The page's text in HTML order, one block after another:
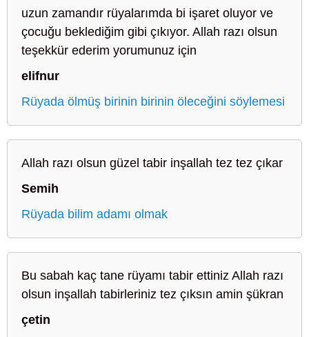
uzun zamandır rüyalarımda bi işaret oluyor ve
çocuğu beklediğim gibi çıkıyor. Allah razı olsun
teşekkür ederim yorumunuz için
elifnur
Rüyada ölmüş birinin birinin öleceğini söylemesi
Allah razı olsun güzel tabir inşallah tez tez çıkar
Semih
Rüyada bilim adamı olmak
Bu sabah kaç tane rüyamı tabir ettiniz Allah razı
olsun inşallah tabirleriniz tez çıksın amin şükran
çetin